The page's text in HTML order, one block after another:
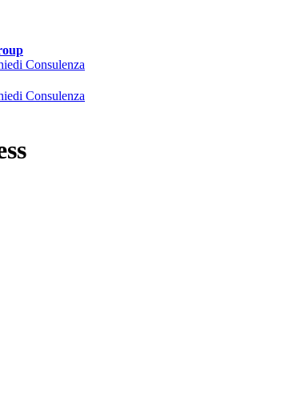
Consulenza
Consulenza